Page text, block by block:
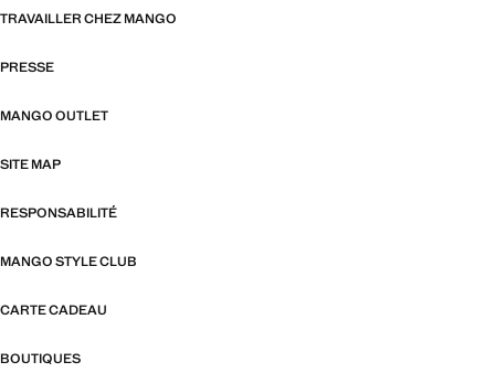
TRAVAILLER CHEZ MANGO
PRESSE
MANGO OUTLET
SITE MAP
RESPONSABILITÉ
MANGO STYLE CLUB
CARTE CADEAU
BOUTIQUES